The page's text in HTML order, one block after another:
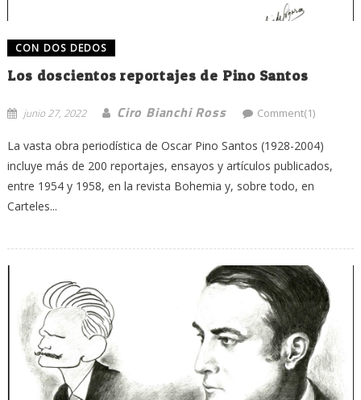
CON DOS DEDOS
Los doscientos reportajes de Pino Santos
junio 27, 2022 Ciro Bianchi Ross Comment(1)
La vasta obra periodística de Oscar Pino Santos (1928-2004)
incluye más de 200 reportajes, ensayos y artículos publicados,
entre 1954 y 1958, en la revista Bohemia y, sobre todo, en
Carteles...